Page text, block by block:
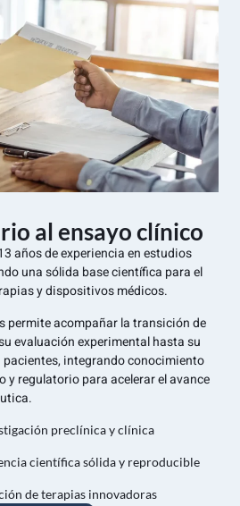
al ensayo clínico
años de experiencia en estudios
una sólida base científica para el
y dispositivos médicos.
permite acompañar la transición de
evaluación experimental hasta su
integrando conocimiento
y regulatorio para acelerar el avance
preclínica y clínica
científica sólida y reproducible
de terapias innovadoras